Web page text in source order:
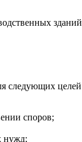
следующих
споров;
нужд;